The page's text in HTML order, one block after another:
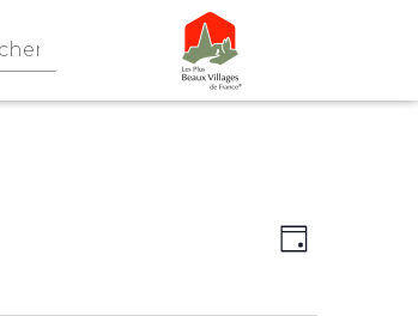
Navigation
par
de
Jour